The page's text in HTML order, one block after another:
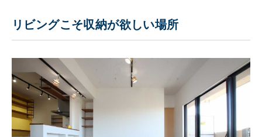
リビングこそ収納が欲しい場所